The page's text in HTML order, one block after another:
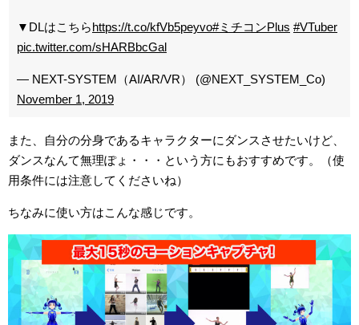
▼DLはこちらhttps://t.co/kfVb5peyvo#ミチコンPlus #VTuber
pic.twitter.com/sHARBbcGal
— NEXT-SYSTEM（AI/AR/VR） (@NEXT_SYSTEM_Co)
November 1, 2019
また、自分の分身であるキャラクターにダンスさせたいけど、
ダンスなんて無理ぽょ・・・という方にもおすすめです。（使
用条件には注意してくださいね）
ちなみに使い方はこんな感じです。